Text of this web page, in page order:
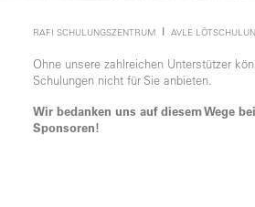
RAFI SCHULUNGSZENTRUM Ι AVLE
Ohne unsere zahlreichen Unterstützer
Schulungen nicht für Sie anbieten.
Wir bedanken uns auf diesem Wege
Sponsoren!